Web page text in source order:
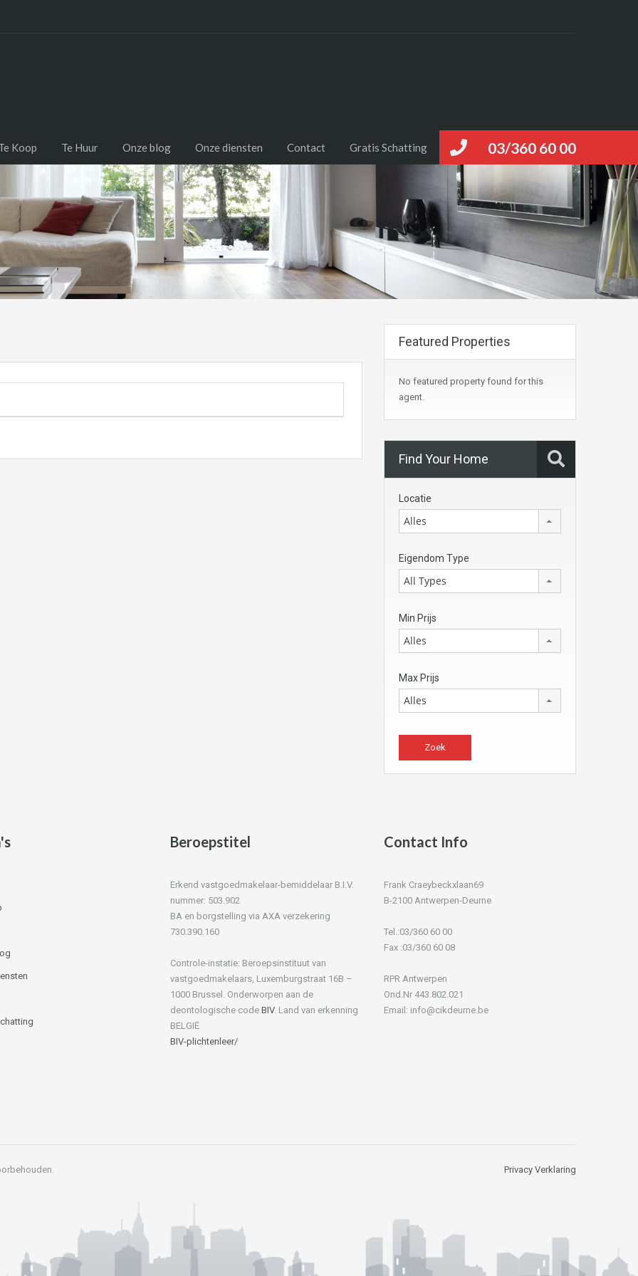
03/360 60 00
Koop Te Huur Onze blog Onze diensten Contact Gratis Schatting
Featured Properties
No featured property found for this
agent.
Find Your Home
Locatie
Alles
Eigendom Type
All Types
Min Prijs
Alles
Max Prijs
Alles
Beroepstitel
Erkend vastgoedmakelaar-bemiddelaar B.I.V.
nummer: 503.902
BA en borgstelling via AXA verzekering
730.390.160
Controle-instatie: Beroepsinstituut van
vastgoedmakelaars, Luxemburgstraat 16B –
1000 Brussel. Onderworpen aan de
deontologische code BIV. Land van erkenning
BELGIË
BIV-plichtenleer/
Contact Info
Frank Craeybeckxlaan69
B-2100 Antwerpen-Deurne
Tel.:03/360 60 00
Fax :03/360 60 08
RPR Antwerpen
Ond.Nr 443.802.021
Email: info@cikdeurne.be
Privacy Verklaring